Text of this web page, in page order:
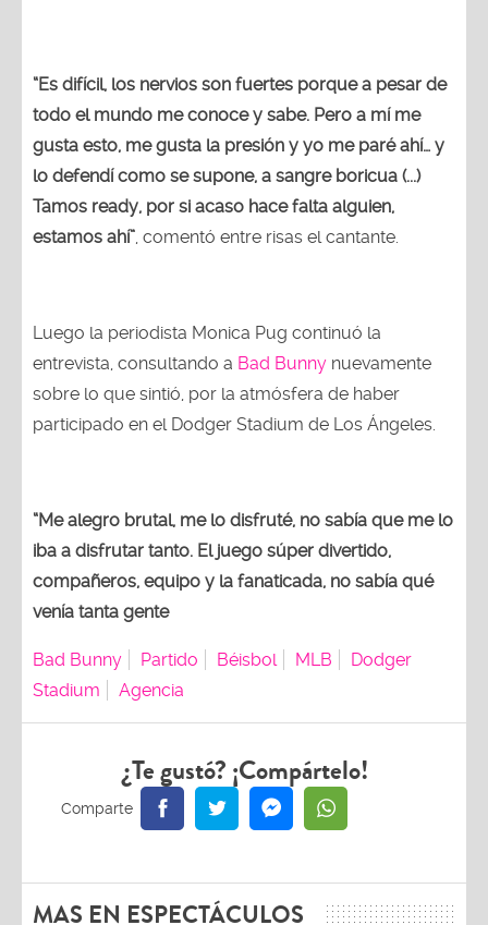
“Es difícil, los nervios son fuertes porque a pesar de
todo el mundo me conoce y sabe. Pero a mí me
gusta esto, me gusta la presión y yo me paré ahí… y
lo defendí como se supone, a sangre boricua (...)
Tamos ready, por si acaso hace falta alguien,
estamos ahí” , comentó entre risas el cantante.
Luego la periodista Monica Pug continuó la
entrevista, consultando a Bad Bunny nuevamente
sobre lo que sintió, por la atmósfera de haber
participado en el Dodger Stadium de Los Ángeles.
“Me alegro brutal, me lo disfruté, no sabía que me lo
iba a disfrutar tanto. El juego súper divertido,
compañeros, equipo y la fanaticada, no sabía qué
venía tanta gente
Bad Bunny Partido Béisbol MLB
Dodger
Stadium
Agencia
¿Te gustó? ¡Compártelo!
MAS EN ESPECTÁCULOS